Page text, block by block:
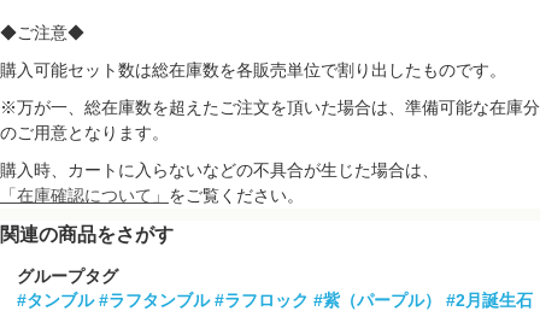
◆ご注意◆
購入可能セット数は総在庫数を各販売単位で割り出したものです。
※万が一、総在庫数を超えたご注文を頂いた場合は、準備可能な在庫分
のご用意となります。
購入時、カートに入らないなどの不具合が生じた場合は、
「在庫確認について」 をご覧ください。
関連の商品をさがす
グループタグ
#タンブル #ラフタンブル #ラフロック #紫（パープル）
#2月誕生石